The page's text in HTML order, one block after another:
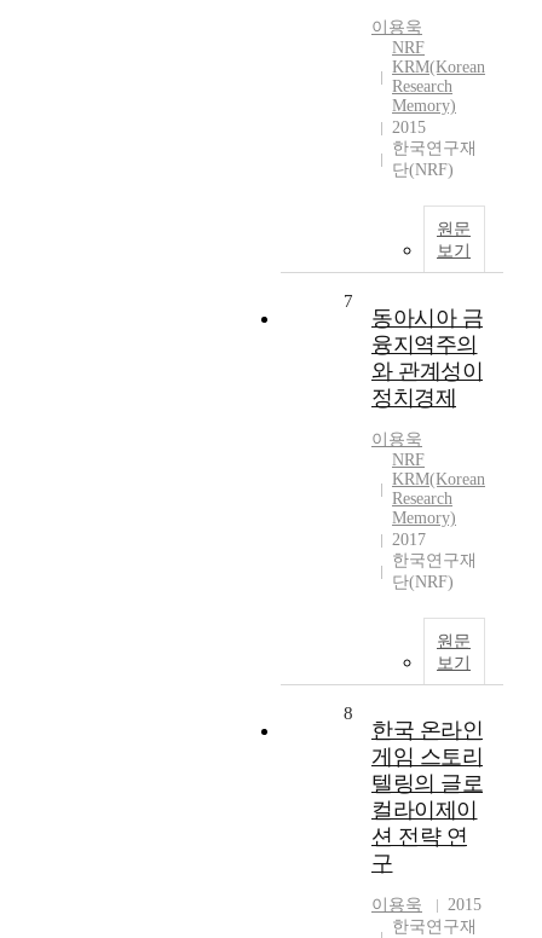
이용욱
NRF
KRM(Korean
Research
Memory)
2015
한국연구재
단(NRF)
원문
보기
7
동아시아 금
융지역주의
와 관계성이
정치경제
이용욱
NRF
KRM(Korean
Research
Memory)
2017
한국연구재
단(NRF)
원문
보기
8
한국 온라인
게임 스토리
텔링의 글로
컬라이제이
션 전략 연
구
이용욱
2015
한국연구재